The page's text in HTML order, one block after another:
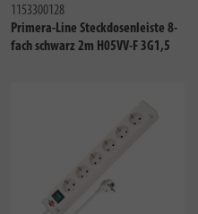
1153300128
Primera-Line Steckdosenleiste 8-
fach schwarz 2m H05VV-F 3G1,5